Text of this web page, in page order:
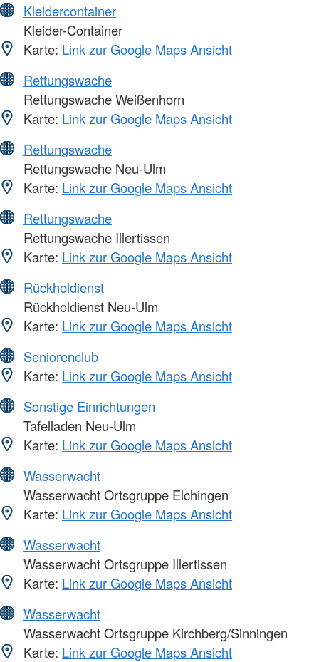
Kleidercontainer
Kleider-Container
Karte: Link zur Google Maps Ansicht
Rettungswache
Rettungswache Weißenhorn
Karte: Link zur Google Maps Ansicht
Rettungswache
Rettungswache Neu-Ulm
Karte: Link zur Google Maps Ansicht
Rettungswache
Rettungswache Illertissen
Karte: Link zur Google Maps Ansicht
Rückholdienst
Rückholdienst Neu-Ulm
Karte: Link zur Google Maps Ansicht
Seniorenclub
Karte: Link zur Google Maps Ansicht
Sonstige Einrichtungen
Tafelladen Neu-Ulm
Karte: Link zur Google Maps Ansicht
Wasserwacht
Wasserwacht Ortsgruppe Elchingen
Karte: Link zur Google Maps Ansicht
Wasserwacht
Wasserwacht Ortsgruppe Illertissen
Karte: Link zur Google Maps Ansicht
Wasserwacht
Wasserwacht Ortsgruppe Kirchberg/Sinningen
Karte: Link zur Google Maps Ansicht